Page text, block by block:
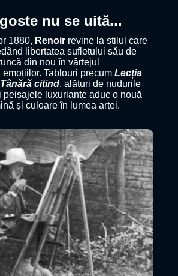
nu se uită...
1880, Renoir revine la stilul care
libertatea sufletului său de
din nou în vârtejul
Tablouri precum Lecția
Tânără citind, alături de nudurile
peisajele luxuriante aduc o nouă
și culoare în lumea artei.